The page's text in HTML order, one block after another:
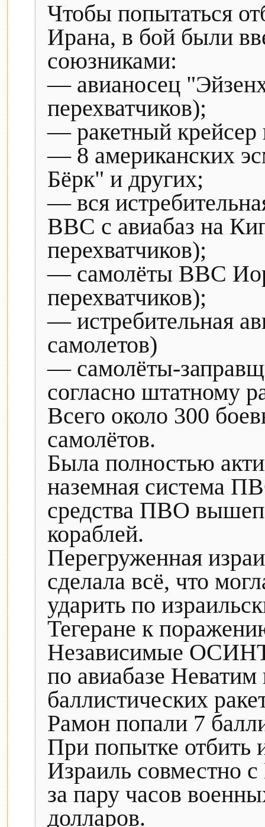
Чтобы попытаться
Ирана, в бой были
союзниками:
— авианосец
перехватчиков);
— ракетный крейсер
— 8 американских
Бёрк" и других;
— вся
ВВС с авиабаз на
перехватчиков);
— самолёты ВВС
перехватчиков);
— истребительная
самолетов)
— самолёты-
согласно штатному
Всего около 300
самолётов.
Была полностью
наземная система
средства ПВО
кораблей.
Перегруженная
сделала всё, что
ударить по
Тегеране к
Независимые
по авиабазе
баллистических
Рамон попали 7
При попытке отбить
Израиль совместно
за пару часов
долларов.